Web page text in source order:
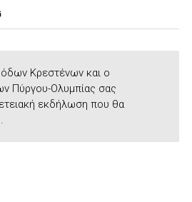
Κρεστένων και ο
Πύργου-Ολυμπίας σας
εκδήλωση που θα